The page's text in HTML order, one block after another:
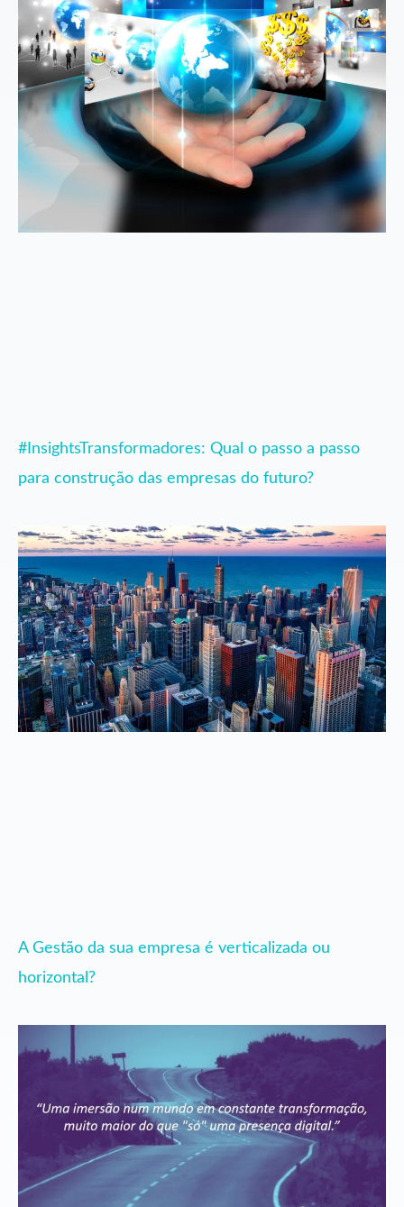
#InsightsTransformadores: Qual o passo a passo
para construção das empresas do futuro?
A Gestão da sua empresa é verticalizada ou
horizontal?